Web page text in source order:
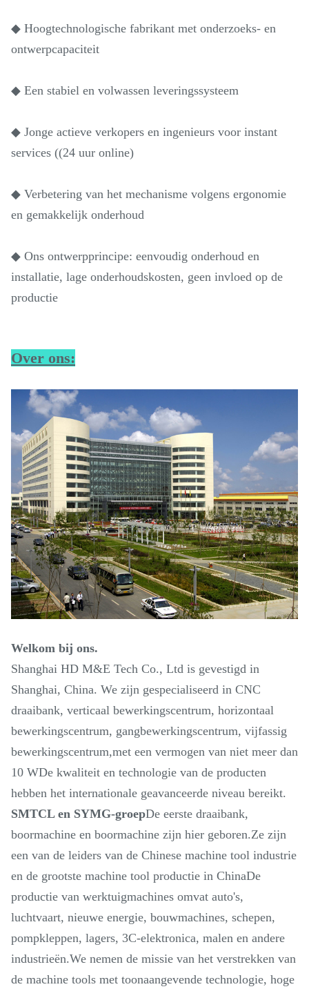
◆ Hoogtechnologische fabrikant met onderzoeks- en
ontwerpcapaciteit
◆ Een stabiel en volwassen leveringssysteem
◆ Jonge actieve verkopers en ingenieurs voor instant
services ((24 uur online)
◆ Verbetering van het mechanisme volgens ergonomie
en gemakkelijk onderhoud
◆ Ons ontwerpprincipe: eenvoudig onderhoud en
installatie, lage onderhoudskosten, geen invloed op de
productie
Over ons:
Welkom bij ons.
Shanghai HD M&E Tech Co., Ltd is gevestigd in
Shanghai, China. We zijn gespecialiseerd in CNC
draaibank, verticaal bewerkingscentrum, horizontaal
bewerkingscentrum, gangbewerkingscentrum, vijfassig
bewerkingscentrum,met een vermogen van niet meer dan
10 WDe kwaliteit en technologie van de producten
hebben het internationale geavanceerde niveau bereikt.
SMTCL en SYMG-groepDe eerste draaibank,
boormachine en boormachine zijn hier geboren.Ze zijn
een van de leiders van de Chinese machine tool industrie
en de grootste machine tool productie in ChinaDe
productie van werktuigmachines omvat auto's,
luchtvaart, nieuwe energie, bouwmachines, schepen,
pompkleppen, lagers, 3C-elektronica, malen en andere
industrieën.We nemen de missie van het verstrekken van
de machine tools met toonaangevende technologie, hoge